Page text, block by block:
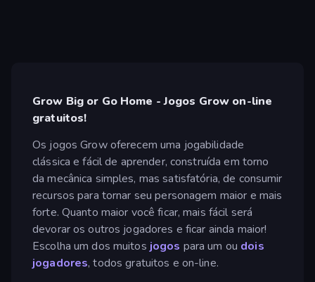
Grow Big or Go Home - Jogos Grow on-line
gratuitos!
Os jogos Grow oferecem uma jogabilidade
clássica e fácil de aprender, construída em torno
da mecânica simples, mas satisfatória, de consumir
recursos para tornar seu personagem maior e mais
forte. Quanto maior você ficar, mais fácil será
devorar os outros jogadores e ficar ainda maior!
Escolha um dos muitos jogos para um ou dois
jogadores, todos gratuitos e on-line.